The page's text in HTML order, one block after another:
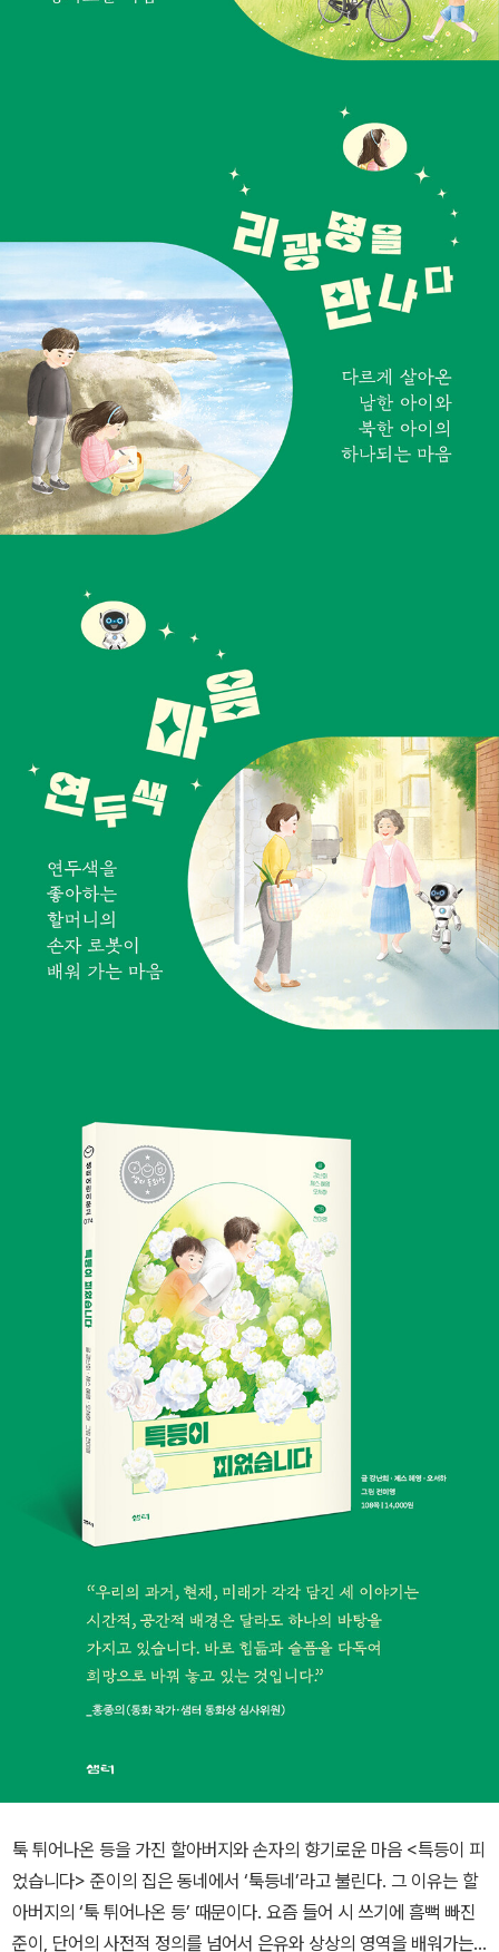
툭 튀어나온 등을 가진 할아버지와 손자의 향기로운 마음 <특등이 피
었습니다> 준이의 집은 동네에서 ‘툭등네’라고 불린다. 그 이유는 할
아버지의 ‘툭 튀어나온 등’ 때문이다. 요즘 들어 시 쓰기에 흠뻑 빠진
준이, 단어의 사전적 정의를 넘어서 은유와 상상의 영역을 배워가는